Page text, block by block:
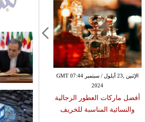
الإثنين ,23 أيلول / سبتمبر GMT 07:44
2024
أفضل ماركات العطور الرجالية
والنسائية المناسبة للخريف